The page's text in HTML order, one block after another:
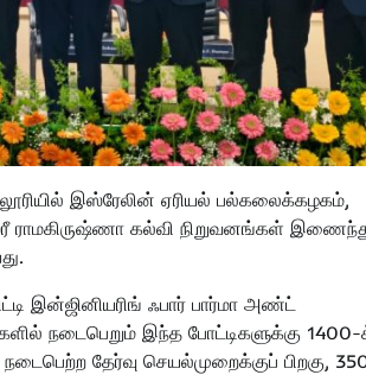
இஸ்ரேலின் ஏரியல் பல்கலைக்கழகம்,
கல்வி நிறுவனங்கள்
இன்ஜினியரிங் ஃபார் பார்மா அண்ட்
நடைபெறும் இந்த போட்டிகளுக்கு 1400-
தேர்வு செயல்முறைக்குப் பிறகு,